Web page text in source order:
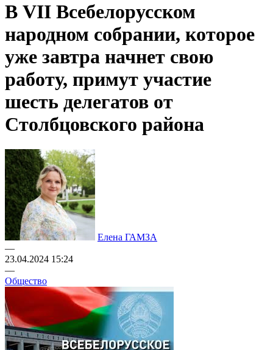
В VII Всебелорусском
народном собрании, которое
уже завтра начнет свою
работу, примут участие
шесть делегатов от
Столбцовского района
Елена ГАМЗА
—
23.04.2024 15:24
—
Общество